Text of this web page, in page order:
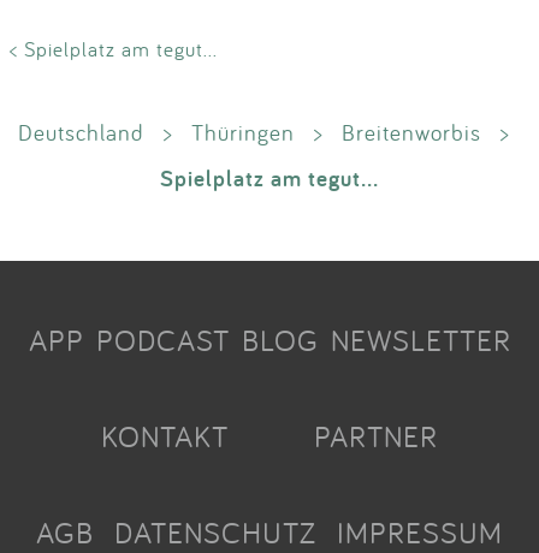
< Spielplatz am tegut...
Deutschland > Thüringen > Breitenworbis >
Spielplatz am tegut...
APP PODCAST BLOG NEWSLETTER
KONTAKT PARTNER
AGB DATENSCHUTZ IMPRESSUM